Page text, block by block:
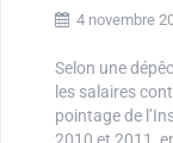
4 novembre
Selon une
les salaires
pointage de